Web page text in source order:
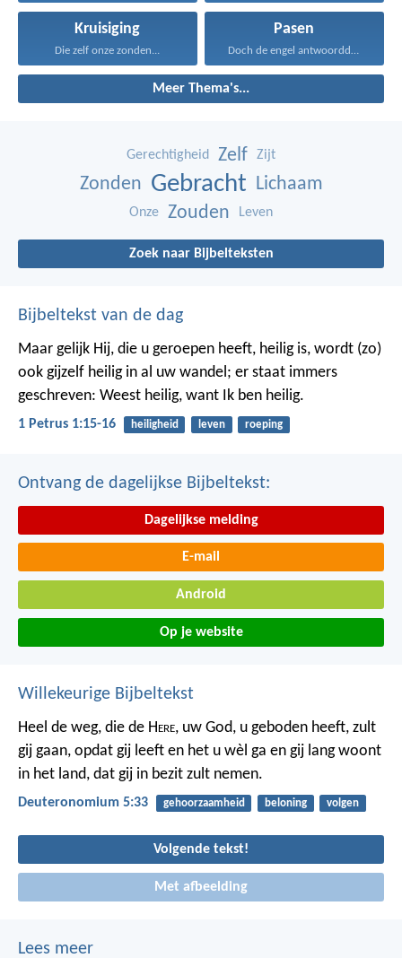
Kruisiging
Die zelf onze zonden...
Pasen
Doch de engel antwoordde...
Meer Thema's...
Gerechtigheid Zelf Zijt
Zonden Gebracht Lichaam
Onze Zouden Leven
Zoek naar Bijbelteksten
Bijbeltekst van de dag
Maar gelijk Hij, die u geroepen heeft, heilig is, wordt (zo)
ook gijzelf heilig in al uw wandel; er staat immers
geschreven: Weest heilig, want Ik ben heilig.
1 Petrus 1:15-16 heiligheid leven roeping
Ontvang de dagelijkse Bijbeltekst:
Dagelijkse melding
E-mail
Android
Op je website
Willekeurige Bijbeltekst
Heel de weg, die de Here, uw God, u geboden heeft, zult
gij gaan, opdat gij leeft en het u wèl ga en gij lang woont
in het land, dat gij in bezit zult nemen.
Deuteronomium 5:33 gehoorzaamheid beloning volgen
Volgende tekst!
Met afbeelding
Lees meer